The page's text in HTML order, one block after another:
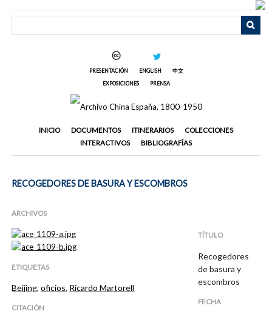
PRESENTACIÓN ENGLISH
中文
EXPOSICIONES
PRENSA
INICIO DOCUMENTOS ITINERARIOS
COLECCIONES
INTERACTIVOS
BIBLIOGRAFÍAS
RECOGEDORES DE BASURA Y ESCOMBROS
ARCHIVOS
ETIQUETAS
Beijing,oficios, Ricardo Martorell
CITACIÓN
TÍTULO
Recogedores
de basura y
escombros
FECHA